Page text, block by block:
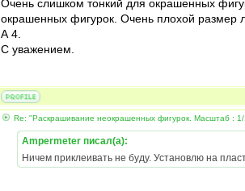
Очень слишком тонкий для окрашенных
окрашенных фигурок. Очень плохой размер
А 4.
С уважением.
Re: "Раскрашивание неокрашенных фигурок. Масштаб :
Ampermeter писал(а):
Ничем приклеивать не буду. Установлю на